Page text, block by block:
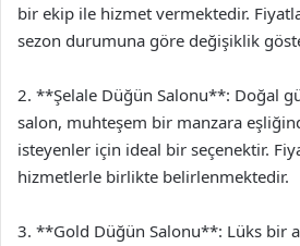
bir ekip ile hizmet vermektedir.
sezon durumuna göre değişiklik
2. **Şelale Düğün Salonu**: Doğal
salon, muhteşem bir manzara
isteyenler için ideal bir seçenektir.
hizmetlerle birlikte belirlenmektedir.
3. **Gold Düğün Salonu**: Lüks bir